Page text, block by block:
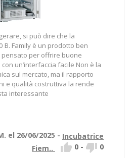
si può dire che la
B. Family è un prodotto ben
per offrire buone
un’interfaccia facile Non è la
sul mercato, ma il rapporto
e qualità costruttiva la rende
interessante
el 26/06/2025 - Incubatrice
Fiem..
 0 -  0